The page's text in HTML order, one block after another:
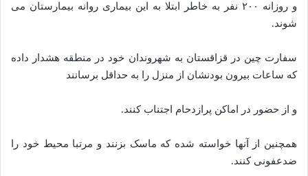
و روزانه ۲۰۰ نفر به خاطر ابتلا به این بیماری روانه بیمارستان می
شوند.
سفارت چین در قزاقستان به شهروندان خود در منطقه هشدار داده
که ساعات بیرون بودنشان از منزل را به حداقل برسانند
و از حضور در اماکن پرازدحام اجتناب کنند.
همچنین از آنها خواسته شده که ماسک بزنند و مرتبا محیط خود را
ضدعفونی کنند.